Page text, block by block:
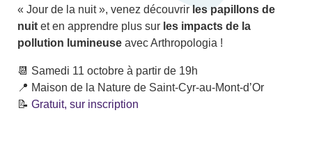
« Jour de la nuit », venez découvrir les papillons de
nuit et en apprendre plus sur les impacts de la
pollution lumineuse avec Arthropologia !
📆 Samedi 11 octobre à partir de 19h
📍 Maison de la Nature de Saint-Cyr-au-Mont-d’Or
📝 Gratuit, sur inscription